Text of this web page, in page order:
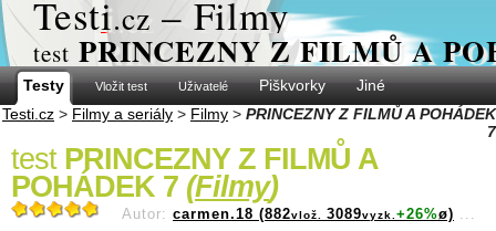
Testi.cz – Filmy
test PRINCEZNY Z FILMŮ A
Testy Vložit test Uživatelé Piškvorky
Jiné
Testi.cz > Filmy a seriály > Filmy > PRINCEZNY Z FILMŮ A POHÁDEK
7
test PRINCEZNY Z FILMŮ A
POHÁDEK 7 (Filmy)
Autor: carmen.18 (882vlož. 3089vyzk. +26%ø) ...